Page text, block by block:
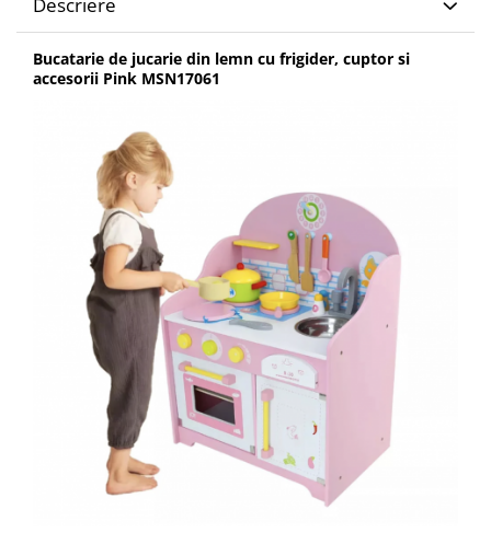
Bucatarie de jucarie din lemn cu frigider, cuptor si
accesorii Pink MSN17061